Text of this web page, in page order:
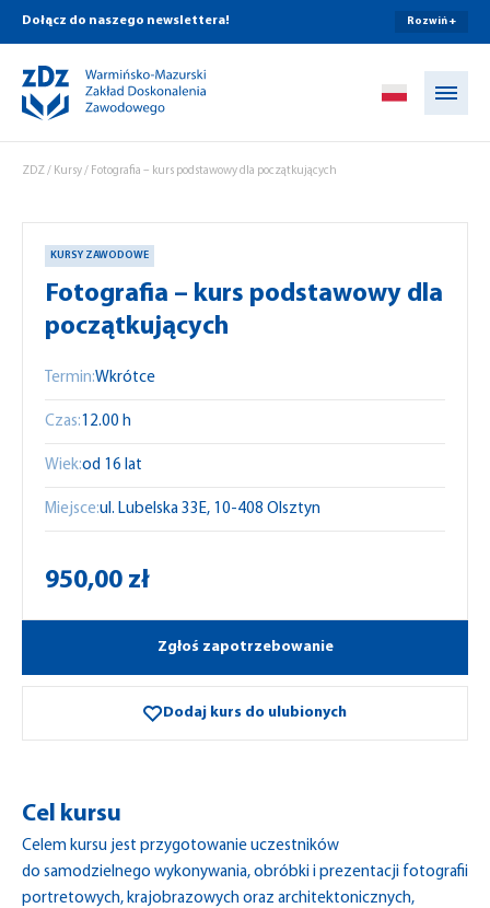
Dołącz do naszego newslettera! Rozwiń +
ZDZ/ Kursy/ Fotografia – kurs podstawowy dla początkujących
KURSY ZAWODOWE
Fotografia – kurs podstawowy dla
początkujących
Termin:Wkrótce
Czas: 12.00 h
Wiek:od 16 lat
Miejsce:ul. Lubelska 33E, 10-408 Olsztyn
950,00 zł
Zgłoś zapotrzebowanie
Dodaj kurs do ulubionych
Cel kursu
Celem kursu jest przygotowanie uczestników
do samodzielnego wykonywania, obróbki i prezentacji fotografii
portretowych, krajobrazowych oraz architektonicznych,